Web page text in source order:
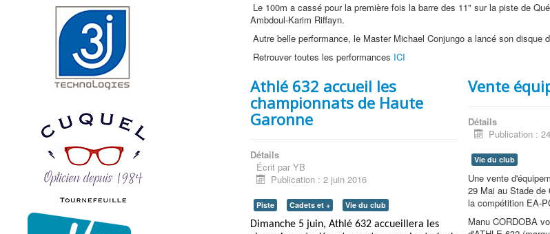
Le 100m a cassé pour la première fois la barre des 11" sur la piste de
Ambdoul-Karim Riffayn.
Autre belle performance, le Master Michael Conjungo a lancé son disque
Retrouver toutes les performances ICI
Athlé 632 accueil les
championnats de Haute
Garonne
Détails
Écrit par YB
Publication : 2 juin 2016
Piste Cadets et + Vie du club
Dimanche 5 juin, Athlé 632 accueillera les
Vente
Détails
Publication :
Vie du club
Une vente
29 Mai au Stade de
la compétition EA-
Manu CORDOBA